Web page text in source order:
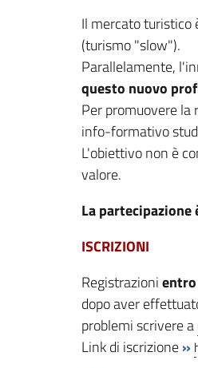
Il mercato turistico
(turismo "slow").
Parallelamente,
questo nuovo
Per promuovere la
info-formativo
L'obiettivo non è
valore.
La
ISCRIZIONI
Registrazioni
dopo aver
problemi scrivere a
Link di iscrizione»